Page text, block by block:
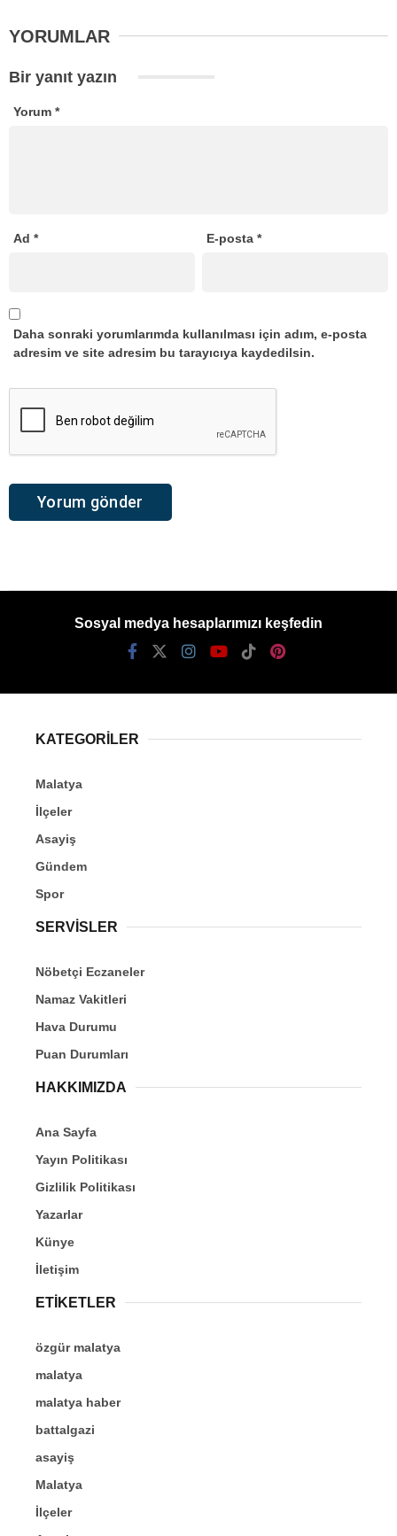
YORUMLAR
Bir yanıt yazın
Yorum *
Ad * E-posta*
Daha sonraki yorumlarımda kullanılması için adım, e-posta
adresim ve site adresim bu tarayıcıya kaydedilsin.
Sosyal medya hesaplarımızı keşfedin
KATEGORİLER
Malatya
İlçeler
Asayiş
Gündem
Spor
SERVİSLER
Nöbetçi Eczaneler
Namaz Vakitleri
Hava Durumu
Puan Durumları
HAKKIMIZDA
Ana Sayfa
Yayın Politikası
Gizlilik Politikası
Yazarlar
Künye
İletişim
ETİKETLER
özgür malatya
malatya
malatya haber
battalgazi
asayiş
Malatya
İlçeler